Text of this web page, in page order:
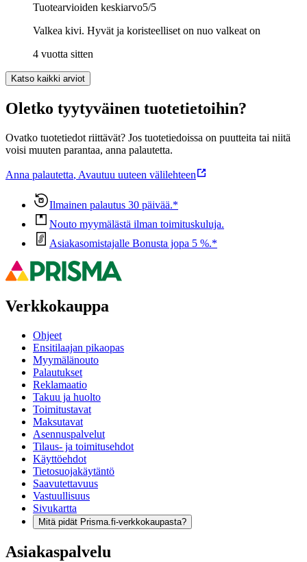
Tuotearvioiden keskiarvo5/5
Valkea kivi. Hyvät ja koristeelliset on nuo valkeat on
4 vuotta sitten
Katso kaikki arviot
Oletko tyytyväinen tuotetietoihin?
Ovatko tuotetiedot riittävät? Jos tuotetiedoissa on puutteita tai niitä
voisi muuten parantaa, anna palautetta.
Anna palautetta, Avautuu uuteen välilehteen
Ilmainen palautus 30 päivää.*
Nouto myymälästä ilman toimituskuluja.
Asiakasomistajalle Bonusta jopa 5 %.*
Verkkokauppa
Ohjeet
Ensitilaajan pikaopas
Myymälänouto
Palautukset
Reklamaatio
Takuu ja huolto
Toimitustavat
Maksutavat
Asennuspalvelut
Tilaus- ja toimitusehdot
Käyttöehdot
Tietosuojakäytäntö
Saavutettavuus
Vastuullisuus
Sivukartta
Mitä pidät Prisma.fi-verkkokaupasta?
Asiakaspalvelu